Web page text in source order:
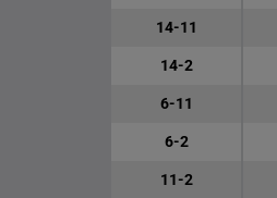
14-11
14-2
6-11
6-2
11-2